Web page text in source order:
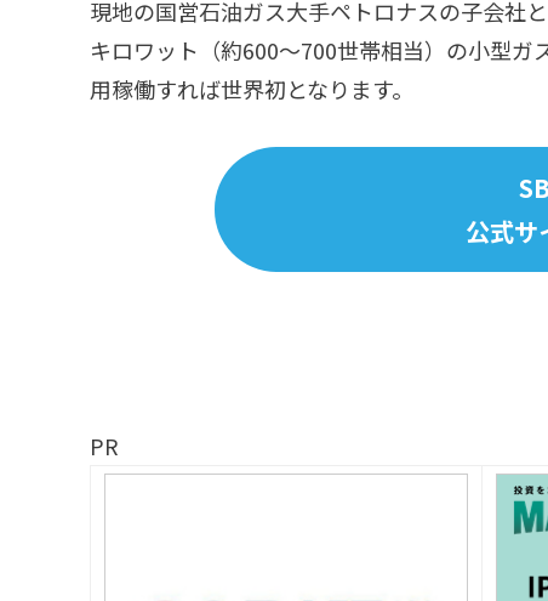
現地の国営石油ガス大手ペトロナスの子会社
キロワット（約600〜700世帯相当）の小型
用稼働すれば世界初となります。
公式サ
PR